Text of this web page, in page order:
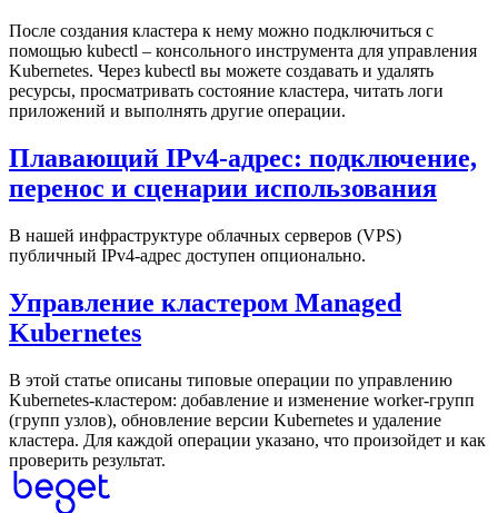
После создания кластера к нему можно подключиться с
помощью kubectl – консольного инструмента для управления
Kubernetes. Через kubectl вы можете создавать и удалять
ресурсы, просматривать состояние кластера, читать логи
приложений и выполнять другие операции.
Плавающий IPv4-адрес: подключение,
перенос и сценарии использования
В нашей инфраструктуре облачных серверов (VPS)
публичный IPv4-адрес доступен опционально.
Управление кластером Managed
Kubernetes
В этой статье описаны типовые операции по управлению
Kubernetes-кластером: добавление и изменение worker-групп
(групп узлов), обновление версии Kubernetes и удаление
кластера. Для каждой операции указано, что произойдет и как
проверить результат.